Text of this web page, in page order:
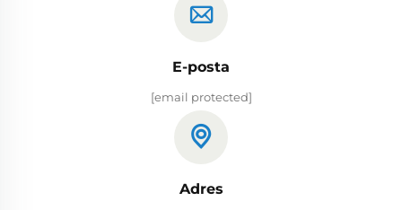
E-posta
[email protected]
Adres